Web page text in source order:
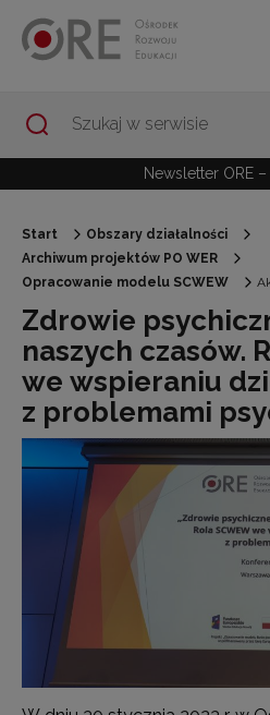
Newsletter ORE
Start
Obszary działalności
Archiwum projektów PO WER
Opracowanie modelu SCWEW
Zdrowie
naszych czasów.
we wspieraniu
z problemami